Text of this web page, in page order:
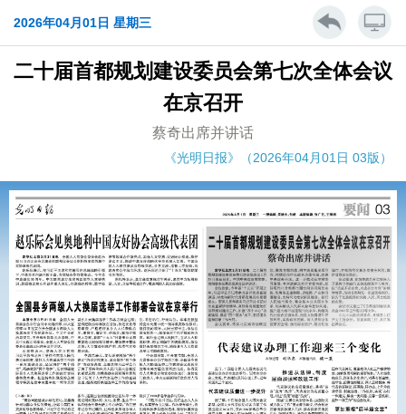
2026年04月01日 星期三
二十届首都规划建设委员会第七次全体会议
在京召开
蔡奇出席并讲话
《光明日报》（2026年04月01日 03版）